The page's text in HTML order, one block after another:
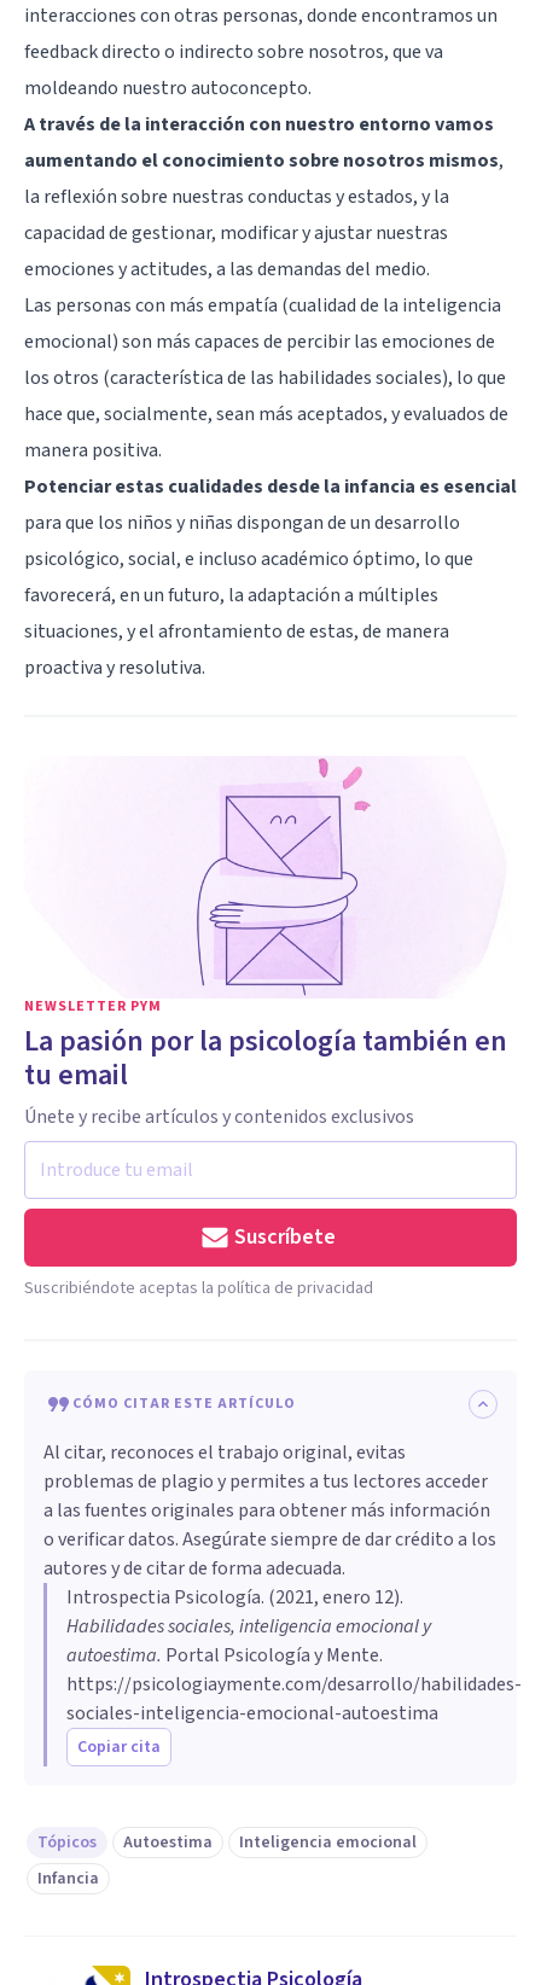
interacciones con otras personas, donde encontramos un
feedback directo o indirecto sobre nosotros, que va
moldeando nuestro autoconcepto.
A través de la interacción con nuestro entorno vamos
aumentando el conocimiento sobre nosotros mismos,
la reflexión sobre nuestras conductas y estados, y la
capacidad de gestionar, modificar y ajustar nuestras
emociones y actitudes, a las demandas del medio.
Las personas con más empatía (cualidad de la inteligencia
emocional) son más capaces de percibir las emociones de
los otros (característica de las habilidades sociales), lo que
hace que, socialmente, sean más aceptados, y evaluados de
manera positiva.
Potenciar estas cualidades desde la infancia es esencial
para que los niños y niñas dispongan de un desarrollo
psicológico, social, e incluso académico óptimo, lo que
favorecerá, en un futuro, la adaptación a múltiples
situaciones, y el afrontamiento de estas, de manera
proactiva y resolutiva.
NEWSLETTER PYM
La pasión por la psicología también en
tu email
Únete y recibe artículos y contenidos exclusivos
Suscríbete
Suscribiéndote aceptas la política de privacidad
CÓMO CITAR ESTE ARTÍCULO
Al citar, reconoces el trabajo original, evitas
problemas de plagio y permites a tus lectores acceder
a las fuentes originales para obtener más información
o verificar datos. Asegúrate siempre de dar crédito a los
autores y de citar de forma adecuada.
Introspectia Psicología. (2021, enero 12).
Habilidades sociales, inteligencia emocional y
autoestima. Portal Psicología y Mente.
https://psicologiaymente.com/desarrollo/habilidades-
sociales-inteligencia-emocional-autoestima
Copiar cita
Tópicos Autoestima
Inteligencia emocional
Infancia